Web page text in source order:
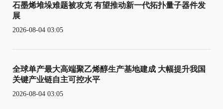
石墨烯堆垛难题被攻克 有望推动新一代拓扑量子器件发
展
2026-08-04 03:05
全球单产最大高端聚乙烯醇生产基地建成 大幅提升我国
关键产业链自主可控水平
2026-08-04 03:05